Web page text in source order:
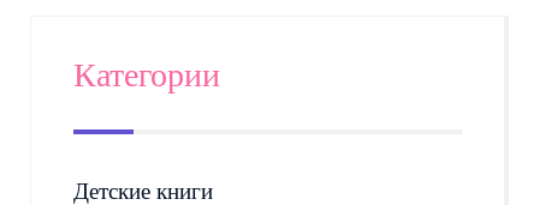
Категории
Детские книги